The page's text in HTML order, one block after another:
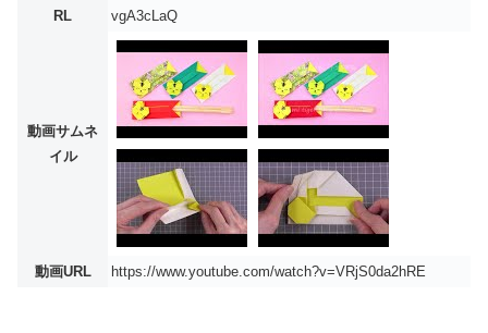
RL
vgA3cLaQ
動画サムネ
イル
動画URL https://www.youtube.com/watch?v=VRjS0da2hRE